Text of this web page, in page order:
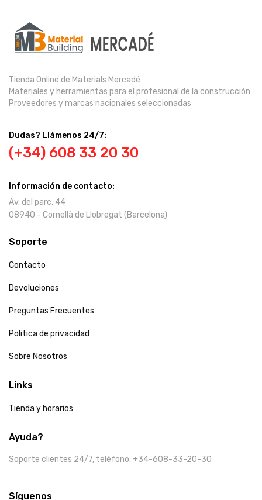
Tienda Online de Materials Mercadé
Materiales y herramientas para el profesional de la construcción
Proveedores y marcas nacionales seleccionadas
Dudas? Llámenos 24/7:
(+34) 608 33 20 30
Información de contacto:
Av. del parc, 44
08940 - Cornellà de Llobregat (Barcelona)
Soporte
Contacto
Devoluciones
Preguntas Frecuentes
Politica de privacidad
Sobre Nosotros
Links
Tienda y horarios
Ayuda?
Soporte clientes 24/7, teléfono: +34-608-33-20-30
Síguenos